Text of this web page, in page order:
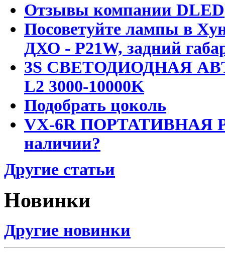
Отзывы компании DLED
Посоветуйте лампы в
ДХО - P21W, задний
3S СВЕТОДИОДНАЯ
L2 3000-10000K
Подобрать цоколь
VX-6R ПОРТАТИВНАЯ
наличии?
Другие статьи
Новинки
Другие новинки